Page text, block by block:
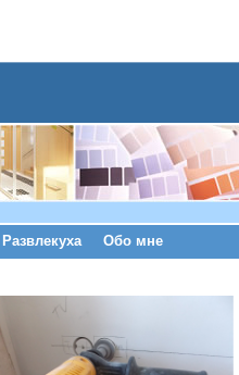
Развлекуха
Обо мне